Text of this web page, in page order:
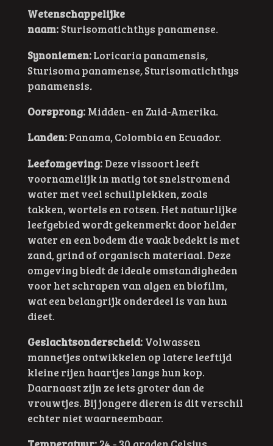
Wetenschappelijke
naam: Sturisomatichthys panamense.
Synoniemen:Loricaria panamensis,
Sturisoma panamense,Sturisomatichthys
panamensis.
Oorsprong:Midden- en Zuid-Amerika.
Landen:Panama, Colombia en Ecuador.
Leefomgeving: Deze vissoort leeft
voornamelijk in matig tot snelstromend
water met veel schuilplekken, zoals
takken, wortels en rotsen. Het natuurlijke
leefgebied wordt gekenmerkt door helder
water en een bodem die vaak bedekt is met
zand, grind of organisch materiaal. Deze
omgeving biedt de ideale omstandigheden
voor het schrapen van algen en biofilm,
wat een belangrijk onderdeel is van hun
dieet.
Geslachtsonderscheid:Volwassen
mannetjes ontwikkelen op latere leeftijd
kleine rijen haartjes langs hun kop.
Daarnaast zijn ze iets groter dan de
vrouwtjes. Bij jongere dieren is dit verschil
echter niet waarneembaar.